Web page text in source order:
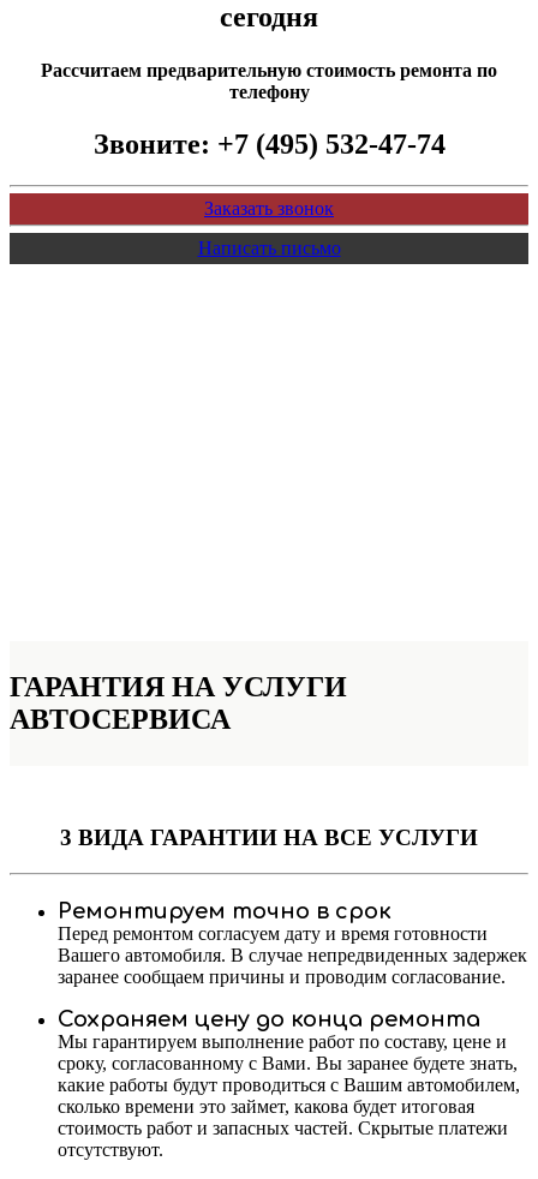
сегодня
Рассчитаем предварительную стоимость ремонта по
телефону
Звоните: +7 (495) 532-47-74
Заказать звонок
Написать письмо
ГАРАНТИЯ НА УСЛУГИ
АВТОСЕРВИСА
3 ВИДА ГАРАНТИИ НА ВСЕ УСЛУГИ
Ремонтируем точно в срок
Перед ремонтом согласуем дату и время готовности
Вашего автомобиля. В случае непредвиденных задержек
заранее сообщаем причины и проводим согласование.
Сохраняем цену до конца ремонта
Мы гарантируем выполнение работ по составу, цене и
сроку, согласованному с Вами. Вы заранее будете знать,
какие работы будут проводиться с Вашим автомобилем,
сколько времени это займет, какова будет итоговая
стоимость работ и запасных частей. Скрытые платежи
отсутствуют.